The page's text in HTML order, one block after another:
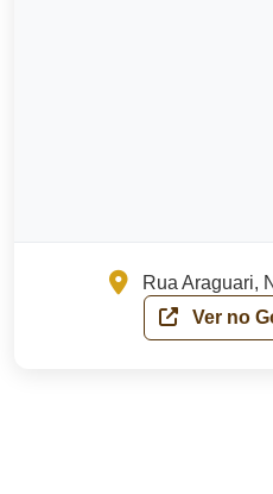
Rua Araguari,
Ver no